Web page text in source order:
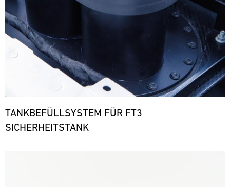
TANKBEFÜLLSYSTEM FÜR FT3
SICHERHEITSTANK